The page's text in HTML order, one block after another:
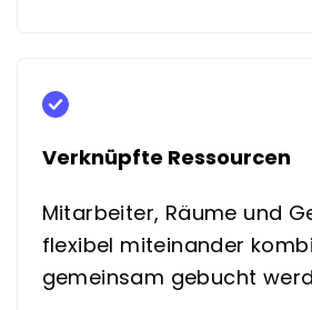
Verknüpfte Ressourcen
Mitarbeiter, Räume und
flexibel miteinander
gemeinsam gebucht